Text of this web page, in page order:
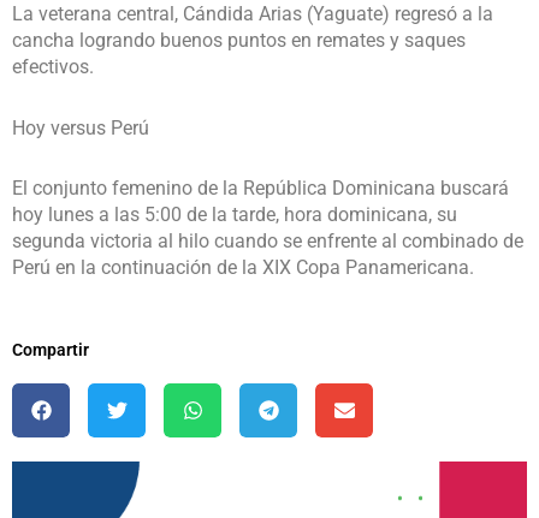
La veterana central, Cándida Arias (Yaguate) regresó a la
cancha logrando buenos puntos en remates y saques
efectivos.
Hoy versus Perú
El conjunto femenino de la República Dominicana buscará
hoy lunes a las 5:00 de la tarde, hora dominicana, su
segunda victoria al hilo cuando se enfrente al combinado de
Perú en la continuación de la XIX Copa Panamericana.
Compartir